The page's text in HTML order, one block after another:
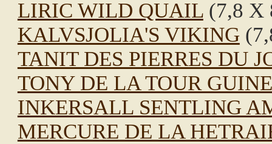
LIRIC WILD QUAIL(7,8 X
KALVSJOLIA'S VIKING
TANIT DES PIERRES DU
TONY DE LA TOUR
INKERSALL SENTLING
MERCURE DE LA